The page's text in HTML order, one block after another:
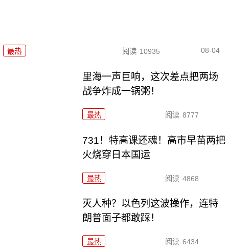
最热 阅读 10935 08-04
里海一声巨响，这次差点把两场
战争炸成一锅粥！
最热 阅读 8777
731！特高课还魂！高市早苗两把
火烧穿日本国运
最热 阅读 4868
灭人种？以色列这波操作，连特
朗普面子都敢踩！
最热 阅读 6434